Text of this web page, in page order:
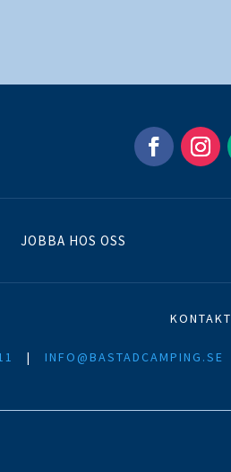
JOBBA HOS OSS
KONTAKT
| INFO@BASTADCAMPING.SE